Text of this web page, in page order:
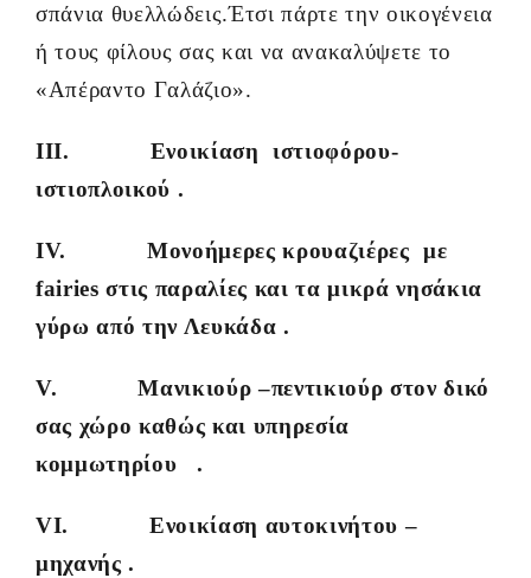
σπάνια θυελλώδεις.Έτσι πάρτε την οικογένεια
ή τους φίλους σας και να ανακαλύψετε το
«Απέραντο Γαλάζιο».
III. Ενοικίαση ιστιοφόρου-
ιστιοπλοικού .
IV. Μονοήμερες κρουαζιέρες με
fairies στις παραλίες και τα μικρά νησάκια
γύρω από την Λευκάδα .
V. Μανικιούρ –πεντικιούρ στον δικό
σας χώρο καθώς και υπηρεσία
κομμωτηρίου .
VI. Ενοικίαση αυτοκινήτου –
μηχανής .